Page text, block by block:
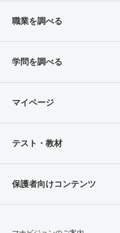
職業を調べる
学問を調べる
マイページ
テスト・教材
保護者向けコンテンツ